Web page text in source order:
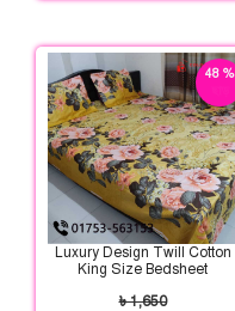
48 %
Luxury Design Twill Cotton
King Size Bedsheet
৳ 1,650